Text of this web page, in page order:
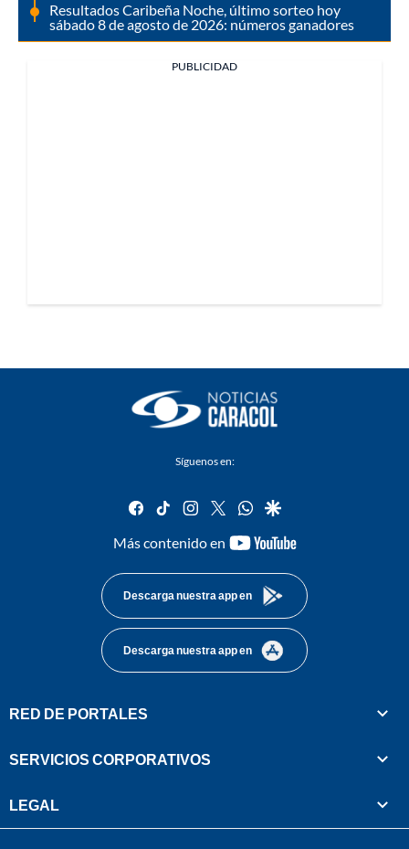
Resultados Caribeña Noche, último sorteo hoy
sábado 8 de agosto de 2026: números ganadores
PUBLICIDAD
Síguenos en:
facebook
tiktok instagram
twitterwhatsapp
google
Más contenido en
youtube-
Descarga nuestra app en
Descarga nuestra app en
RED DE PORTALES
SERVICIOS CORPORATIVOS
LEGAL